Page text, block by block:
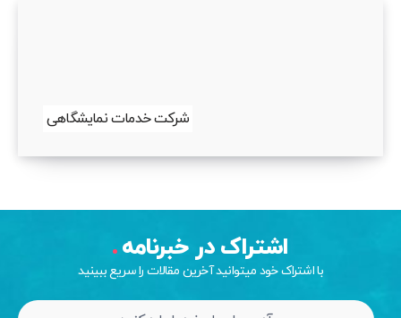
شرکت خدمات نمایشگاهی
اشتراک در خبرنامه
با اشتراک خود میتوانید آخرین مقالات را سریع ببینید